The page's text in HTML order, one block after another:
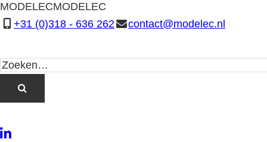
MODELECMODELEC
+31 (0)318 - 636 262
contact@modelec.nl
LinkedIn